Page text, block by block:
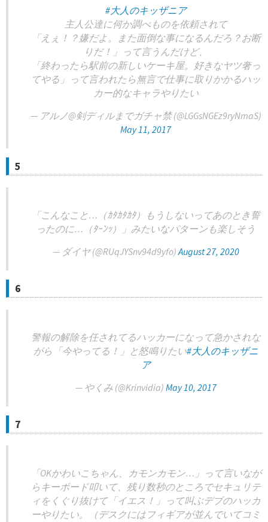
#大人のキッザニア
主人公達に何か調べものを依頼されて
「えぇ！？嫌だよ。また面倒な事になるんだろ？お断
りだ！」って言うんだけど、
「終わったら駅前の新しいケーキ屋。好きなヤツ奢っ
てやる」って言われたら無言で仕事に取りかかるハッ
カー的なキャラやりたい
— アルノ@剣ディルまでガチャ禁 (@LGGsNGEz9ryNmaS)
May 11, 2017
5
「こんなこと…（ｶﾀｶﾀｶﾀ）もうしないってあのとき誓
ったのに…（ﾀｰﾝｯ）」みたいなパターンも楽しそう
— ダイヤ (@RUqJYSnv94d9yfo)August 27, 2020
6
警報の解除を任されてるハッカーになって急かされな
がら「今やってる！」と怒鳴りたい#大人のキッザニ
ア
— やくみ (@Krinvidia) May 10, 2017
7
「OKかわいこちゃん、カモンカモン…」って言いなが
らキーボード叩いて、残り数秒のところでセキュリテ
ィをくぐり抜けて「イエス！」って叫ぶデブのハッカ
ーやりたい。（デスクにはフィギアが並んでいてコミ